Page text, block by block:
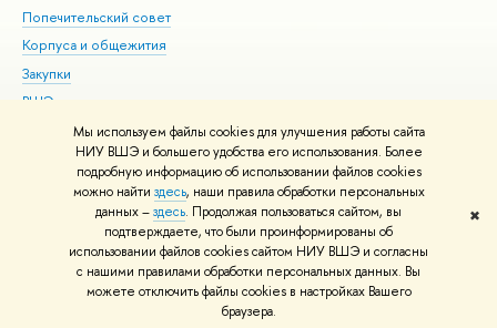
Мы используем файлы cookies для улучшения работы сайта
НИУ ВШЭ и большего удобства его использования. Более
подробную информацию об использовании файлов cookies
можно найти здесь, наши правила обработки персональных
данных –здесь. Продолжая пользоваться сайтом, вы
подтверждаете, что были проинформированы об
использовании файлов cookies сайтом НИУ ВШЭ и согласны
с нашими правилами обработки персональных данных. Вы
можете отключить файлы cookies в настройках Вашего
браузера.
✖
Попечительский совет
Корпуса и общежития
Закупки
ВШЭ для студентов с ограниченными возможностями
здоровья и инвалидностью
Версия для слабовидящих
Единая платежная страница
© НИУ ВШЭ 1993–2026 Адреса и контакты Условия использования
материалов Политика конфиденциальности Карта сайта
Шрифты HSE Sans и HSE Slab разработаны вШколе дизайна НИУ ВШЭ